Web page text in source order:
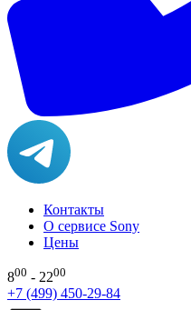
Контакты
О сервисе Sony
Цены
800 - 2200
+7 (499) 450-29-84